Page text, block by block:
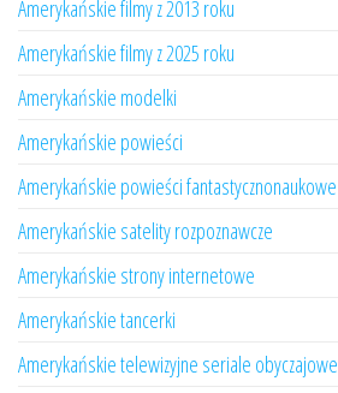
Amerykańskie filmy z 2013 roku
Amerykańskie filmy z 2025 roku
Amerykańskie modelki
Amerykańskie powieści
Amerykańskie powieści fantastycznonaukowe
Amerykańskie satelity rozpoznawcze
Amerykańskie strony internetowe
Amerykańskie tancerki
Amerykańskie telewizyjne seriale obyczajowe